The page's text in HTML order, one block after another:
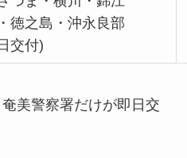
徳之島・沖永良部
交付)
美警察署だけが即日交